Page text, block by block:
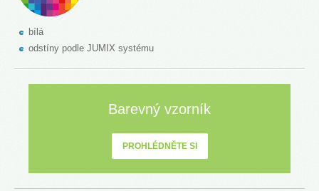
bílá
odstíny podle JUMIX systému
Barevný vzorník
PROHLÉDNĚTE SI